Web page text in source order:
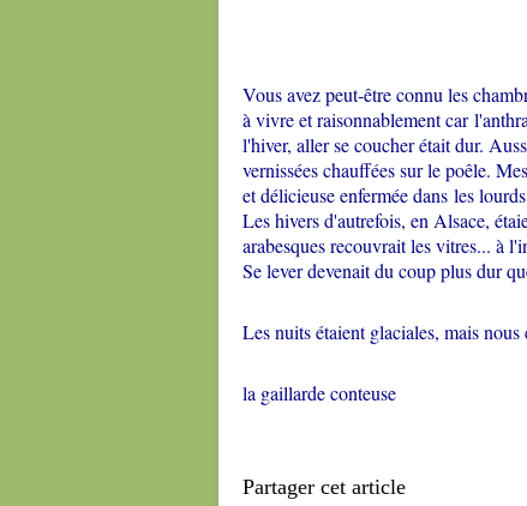
Vous avez peut-être connu les
à vivre et raisonnablement car
l'hiver, aller se coucher était dur.
vernissées chauffées sur le poêle.
et délicieuse enfermée dans les
Les hivers d'autrefois, en Alsace,
arabesques recouvrait les vitres... à
Se lever devenait du coup plus dur
Les nuits étaient glaciales, mais nous
la gaillarde conteuse
Partager cet article